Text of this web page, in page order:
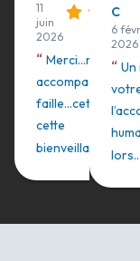
11
juin
2026
“ Merci...merci
accompagnement
faille...cette
cette
bienveillanc...
C
6
2026
“ Un
lors...